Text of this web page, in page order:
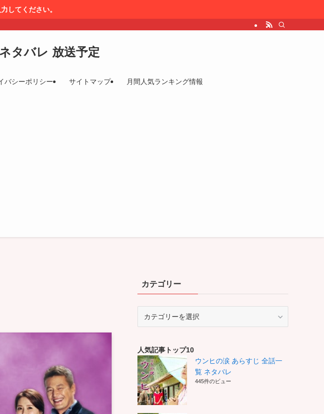
してください。
タバレ 放送予定
バシーポリシー サイトマップ 月間人気ランキング情報
カテゴリー
ー
人気記事トップ10
ウンヒの涙 あらすじ 全話一
覧 ネタバレ
445件のビュー